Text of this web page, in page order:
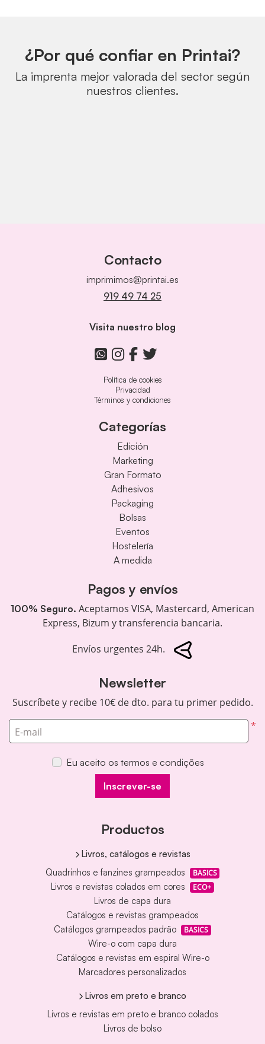
¿Por qué confiar en Printai?
La imprenta mejor valorada del sector según
nuestros clientes.
Contacto
imprimimos@printai.es
919 49 74 25
Visita nuestro blog
Política de cookies
Privacidad
Términos y condiciones
Categorías
Edición
Marketing
Gran Formato
Adhesivos
Packaging
Bolsas
Eventos
Hostelería
A medida
Pagos y envíos
100% Seguro. Aceptamos VISA, Mastercard, American
Express, Bizum y transferencia bancaria.
Envíos urgentes 24h.
Newsletter
Suscríbete y recibe 10€ de dto. para tu primer pedido.
*
E-mail
Eu aceito os termos e condições
Inscrever-se
Productos
Livros, catálogos e revistas
Quadrinhos e fanzines grampeados
BASICS
Livros e revistas colados em cores ECO+
Livros de capa dura
Catálogos e revistas grampeados
Catálogos grampeados padrão
BASICS
Wire-o com capa dura
Catálogos e revistas em espiral Wire-o
Marcadores personalizados
Livros em preto e branco
Livros e revistas em preto e branco colados
Livros de bolso